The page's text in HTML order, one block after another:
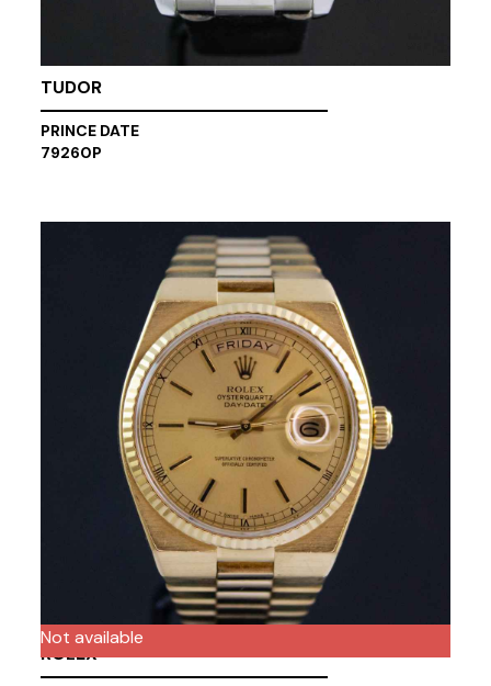
TUDOR
PRINCE DATE
79260P
ROLEX
Not available